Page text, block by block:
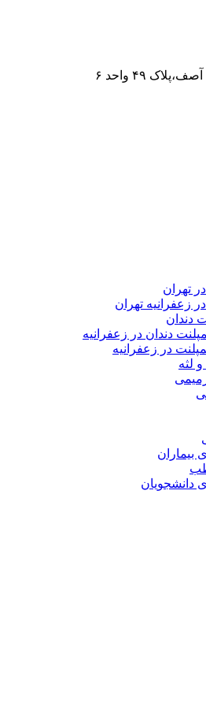
۴۹ واحد ۶
تهران
زعفرانیه تهران
دندان
دندان در زعفرانیه
در زعفرانیه
لثه
بیماران
دانشجویان